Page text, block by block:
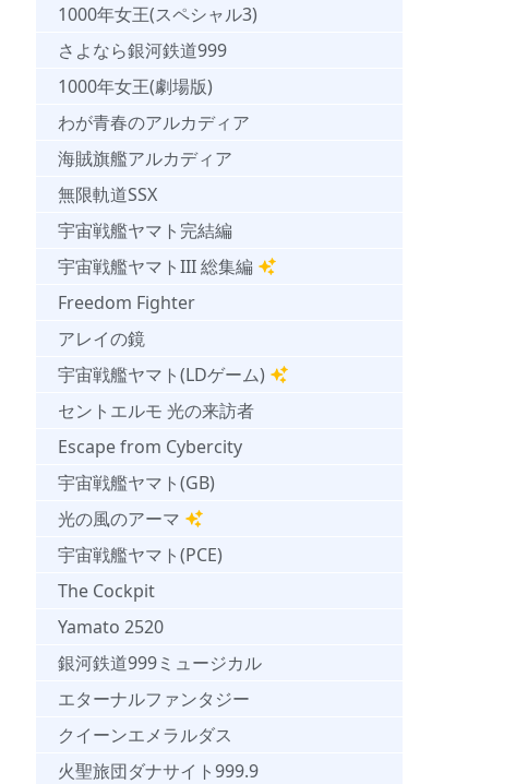
1000年女王(スペシャル3)
さよなら銀河鉄道999
1000年女王(劇場版)
わが青春のアルカディア
海賊旗艦アルカディア
無限軌道SSX
宇宙戦艦ヤマト完結編
宇宙戦艦ヤマトIII 総集編
Freedom Fighter
アレイの鏡
宇宙戦艦ヤマト(LDゲーム)
セントエルモ 光の来訪者
Escape from Cybercity
宇宙戦艦ヤマト(GB)
光の風のアーマ
宇宙戦艦ヤマト(PCE)
The Cockpit
Yamato 2520
銀河鉄道999ミュージカル
エターナルファンタジー
クイーンエメラルダス
火聖旅団ダナサイト999.9